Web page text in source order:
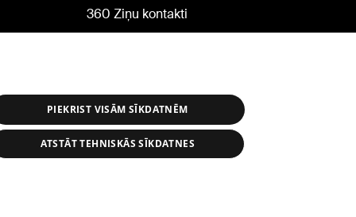
360 Ziņu kontakti
PIEKRIST VISĀM SĪKDATNĒM
ATSTĀT TEHNISKĀS SĪKDATNES